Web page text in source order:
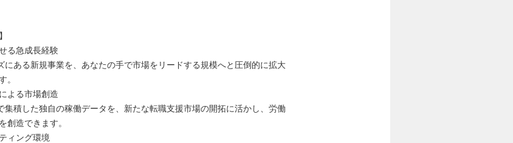
る急成長経験
ある新規事業を、あなたの手で市場をリードする規模へと圧倒的に拡大
。
よる市場創造
積した独自の稼働データを、新たな転職支援市場の開拓に活かし、労働
創造できます。
ィング環境